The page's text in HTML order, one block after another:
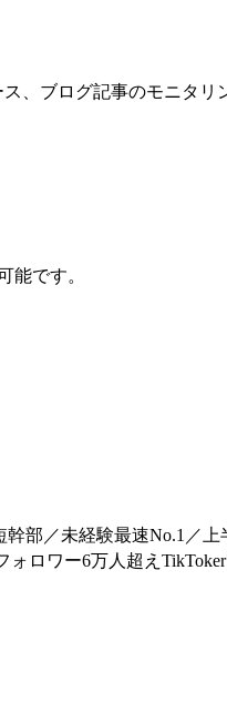
、ブログ記事のモニタリ
能です。
部／未経験最速No.1／
ォロワー6万人超え